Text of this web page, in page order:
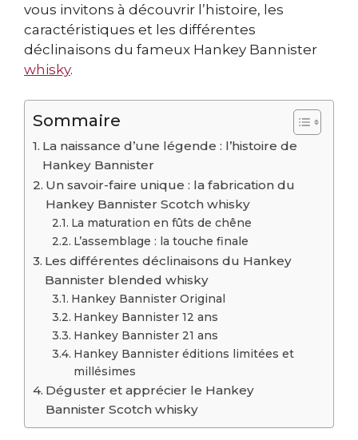
vous invitons à découvrir l’histoire, les
caractéristiques et les différentes
déclinaisons du fameux Hankey Bannister
whisky.
Sommaire
La naissance d’une légende : l’histoire de
Hankey Bannister
Un savoir-faire unique : la fabrication du
Hankey Bannister Scotch whisky
La maturation en fûts de chêne
L’assemblage : la touche finale
Les différentes déclinaisons du Hankey
Bannister blended whisky
Hankey Bannister Original
Hankey Bannister 12 ans
Hankey Bannister 21 ans
Hankey Bannister éditions limitées et
millésimes
Déguster et apprécier le Hankey
Bannister Scotch whisky